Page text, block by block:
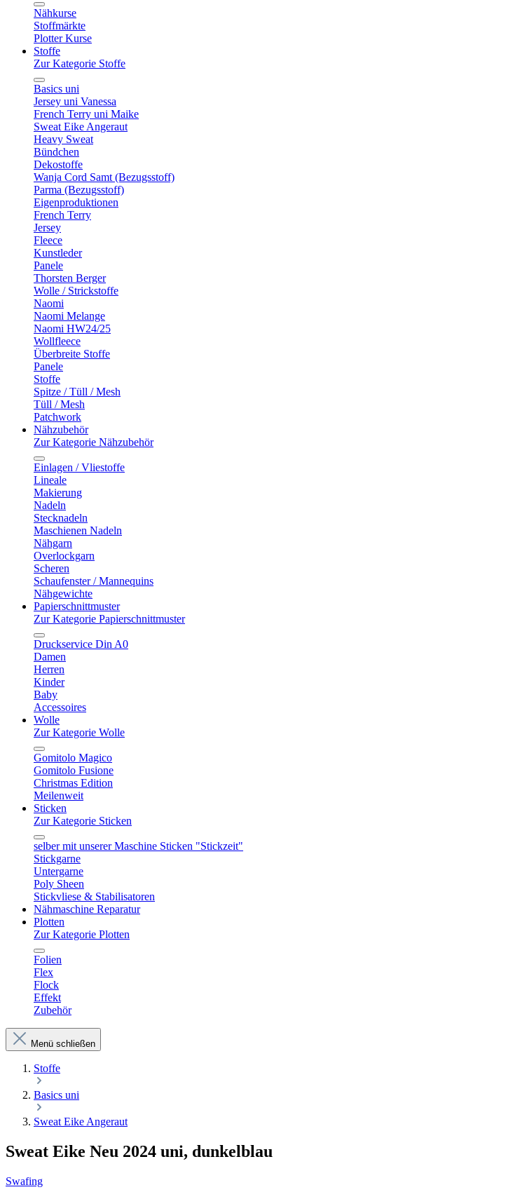
Nähkurse
Stoffmärkte
Plotter Kurse
Stoffe
Zur Kategorie Stoffe
Basics uni
Jersey uni Vanessa
French Terry uni Maike
Sweat Eike Angeraut
Heavy Sweat
Bündchen
Dekostoffe
Wanja Cord Samt (Bezugsstoff)
Parma (Bezugsstoff)
Eigenproduktionen
French Terry
Jersey
Fleece
Kunstleder
Panele
Thorsten Berger
Wolle / Strickstoffe
Naomi
Naomi Melange
Naomi HW24/25
Wollfleece
Überbreite Stoffe
Panele
Stoffe
Spitze / Tüll / Mesh
Tüll / Mesh
Patchwork
Nähzubehör
Zur Kategorie Nähzubehör
Einlagen / Vliestoffe
Lineale
Makierung
Nadeln
Stecknadeln
Maschienen Nadeln
Nähgarn
Overlockgarn
Scheren
Schaufenster / Mannequins
Nähgewichte
Papierschnittmuster
Zur Kategorie Papierschnittmuster
Druckservice Din A0
Damen
Herren
Kinder
Baby
Accessoires
Wolle
Zur Kategorie Wolle
Gomitolo Magico
Gomitolo Fusione
Christmas Edition
Meilenweit
Sticken
Zur Kategorie Sticken
selber mit unserer Maschine Sticken "Stickzeit"
Stickgarne
Untergarne
Poly Sheen
Stickvliese & Stabilisatoren
Nähmaschine Reparatur
Plotten
Zur Kategorie Plotten
Folien
Flex
Flock
Effekt
Zubehör
Menü schließen
Stoffe
Basics uni
Sweat Eike Angeraut
Sweat Eike Neu 2024 uni, dunkelblau
Swafing